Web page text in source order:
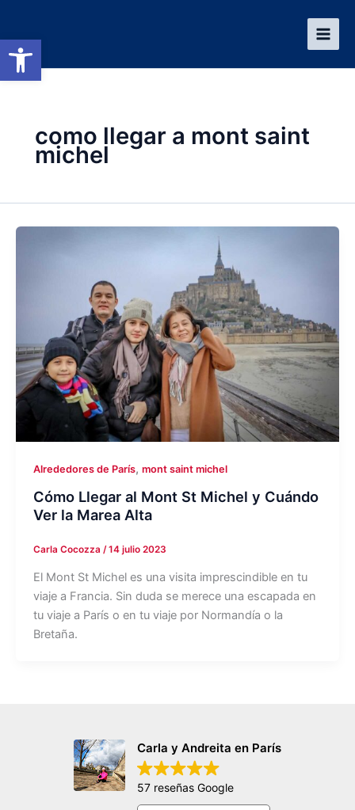
Abrir barra de herramientas
contenido
como llegar a mont saint
michel
Alrededores de París, mont saint michel
Cómo Llegar al Mont St Michel y Cuándo
Ver la Marea Alta
Carla Cocozza /14 julio 2023
El Mont St Michel es una visita imprescindible en tu
viaje a Francia. Sin duda se merece una escapada en
tu viaje a París o en tu viaje por Normandía o la
Bretaña.
Carla y Andreita en París
57 reseñas Google